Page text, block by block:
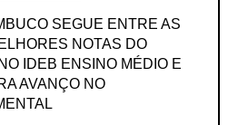
SEGUE ENTRE AS
NOTAS DO
IDEB ENSINO MÉDIO E
AVANÇO NO